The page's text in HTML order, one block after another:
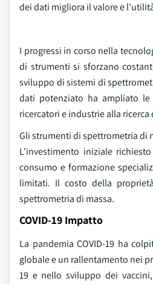
dei dati migliora il valore e
I progressi in corso nella
di strumenti si sforzano
sviluppo di sistemi di
dati potenziato ha ampliato le
ricercatori e industrie alla
Gli strumenti di spettrometria di
L'investimento iniziale
consumo e formazione
limitati. Il costo della
spettrometria di massa.
COVID-19 Impatto
La pandemia COVID-19 ha
globale e un rallentamento nei
19 e nello sviluppo dei